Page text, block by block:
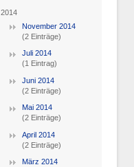
2014
November 2014
(2 Einträge)
Juli 2014
(1 Eintrag)
Juni 2014
(2 Einträge)
Mai 2014
(2 Einträge)
April 2014
(2 Einträge)
März 2014